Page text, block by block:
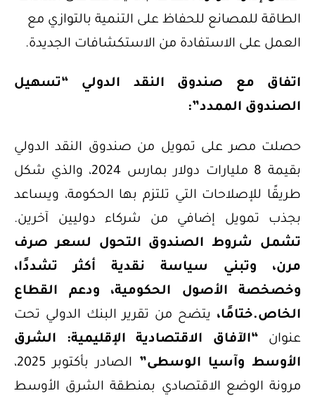
الطاقة للمصانع للحفاظ على التنمية بالتوازي مع
العمل على الاستفادة من الاستكشافات الجديدة.
اتفاق مع صندوق النقد الدولي “تسهيل
الصندوق الممدد”:
حصلت مصر على تمويل من صندوق النقد الدولي
بقيمة 8 مليارات دولار بمارس 2024، والذي شكل
طريقًا للإصلاحات التي تلتزم بها الحكومة، ويساعد
بجذب تمويل إضافي من شركاء دوليين آخرين.
تشمل شروط الصندوق التحول لسعر صرف
مرن، وتبني سياسة نقدية أكثر تشددًا،
وخصخصة الأصول الحكومية، ودعم القطاع
الخاص.ختامًا، يتضح من تقرير البنك الدولي تحت
عنوان
“الآفاق الاقتصادية الإقليمية: الشرق
الأوسط وآسيا الوسطى”
الصادر بأكتوبر 2025،
مرونة الوضع الاقتصادي بمنطقة الشرق الأوسط